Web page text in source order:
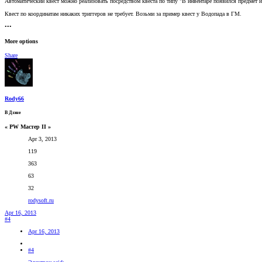
Квест по координатам никаких триггеров не требует. Возьми за пример квест у Водопада в ГМ.
•••
More options
Share
Rody66
В Дзэне
« PW Мастер II »
Apr 3, 2013
119
363
63
32
rodysoft.ru
Apr 16, 2013
#4
Apr 16, 2013
#4